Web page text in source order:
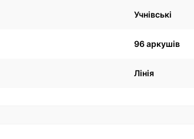
Учнівські
96 аркушів
Лінія